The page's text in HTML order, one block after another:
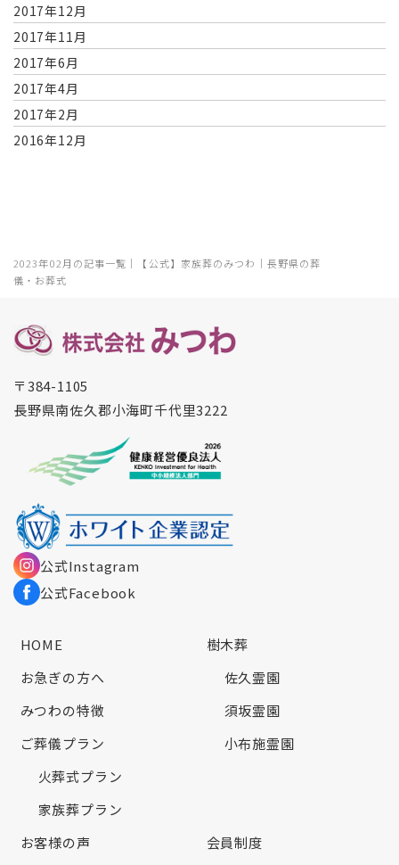
2023年02月の記事一覧｜【公式】家族葬のみつわ｜長野県の葬
儀・お葬式
2017年12月
2017年11月
2017年6月
2017年4月
2017年2月
2016年12月
〒384-1105
長野県南佐久郡小海町千代里3222
公式Instagram
公式Facebook
HOME
お急ぎの方へ
みつわの特徴
ご葬儀プラン
火葬式プラン
家族葬プラン
樹木葬
佐久霊園
須坂霊園
小布施霊園
お客様の声
会員制度